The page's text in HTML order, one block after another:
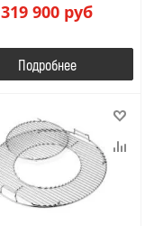
319 900 руб
Подробнее